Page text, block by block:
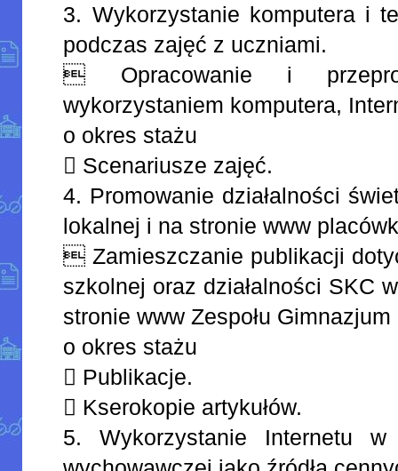
3. Wykorzystanie komputera i
podczas zajęć z uczniami.
 Opracowanie i
wykorzystaniem komputera,
o okres stażu
 Scenariusze zajęć.
4. Promowanie działalności
lokalnej i na stronie www
 Zamieszczanie publikacji
szkolnej oraz działalności SKC
stronie www Zespołu
o okres stażu
 Publikacje.
 Kserokopie artykułów.
5. Wykorzystanie Internetu